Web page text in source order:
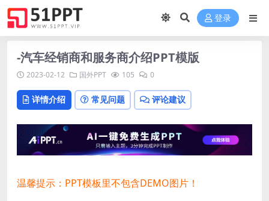
登录
-汽车经销商和服务商介绍PPT模版
2023-02-12 国外PPT 105 0
详情介绍 常见问题 评论建议
温馨提示：PPT模板里不包含DEMO图片！